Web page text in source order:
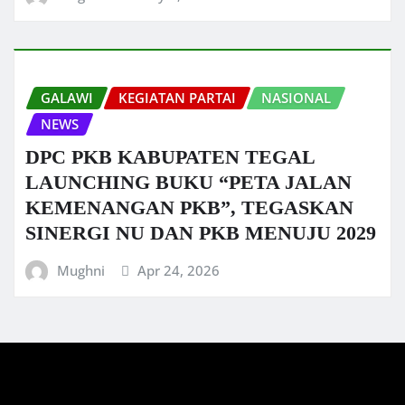
GALAWI KEGIATAN PARTAI
NASIONAL
NEWS
DPC PKB KABUPATEN TEGAL
LAUNCHING BUKU “PETA JALAN
KEMENANGAN PKB”, TEGASKAN
SINERGI NU DAN PKB MENUJU 2029
Mughni Apr 24, 2026